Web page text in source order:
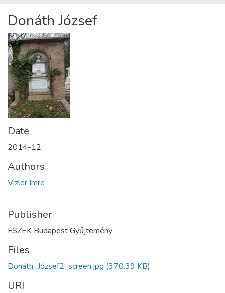
About us
Donáth József
Date
2014-12
Authors
Vizler Imre
Publisher
FSZEK Budapest Gyűjtemény
Files
Donáth_József2_screen.jpg (370.39 KB)
URI